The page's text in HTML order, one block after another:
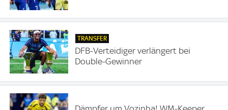
TRANSFER
DFB-Verteidiger verlängert bei
Double-Gewinner